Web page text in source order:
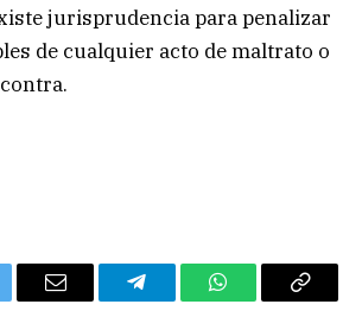
jurisprudencia para penalizar
de cualquier acto de maltrato o
Email TelegramWhatsAppCopy